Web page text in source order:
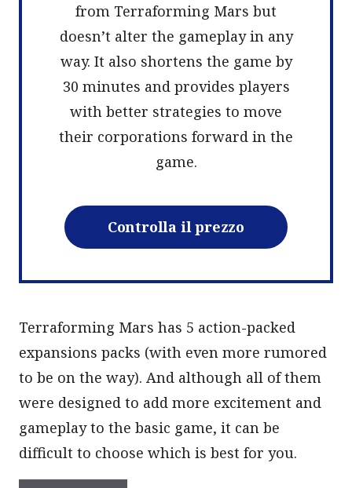
from Terraforming Mars but
doesn’t alter the gameplay in any
way. It also shortens the game by
30 minutes and provides players
with better strategies to move
their corporations forward in the
game.
Controlla il prezzo
Terraforming Mars has 5 action-packed
expansions packs (with even more rumored
to be on the way). And although all of them
were designed to add more excitement and
gameplay to the basic game, it can be
difficult to choose which is best for you.